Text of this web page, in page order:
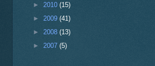
► 2010 (15)
► 2009 (41)
► 2008 (13)
► 2007 (5)